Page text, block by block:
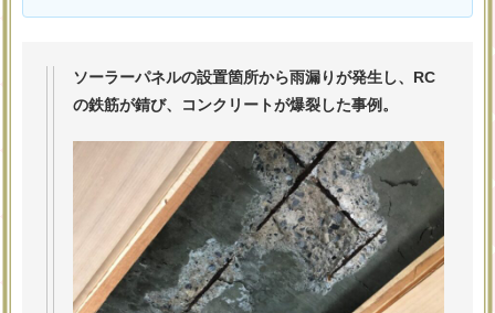
ソーラーパネルの設置箇所から雨漏りが発生し、RC
の鉄筋が錆び、コンクリートが爆裂した事例。